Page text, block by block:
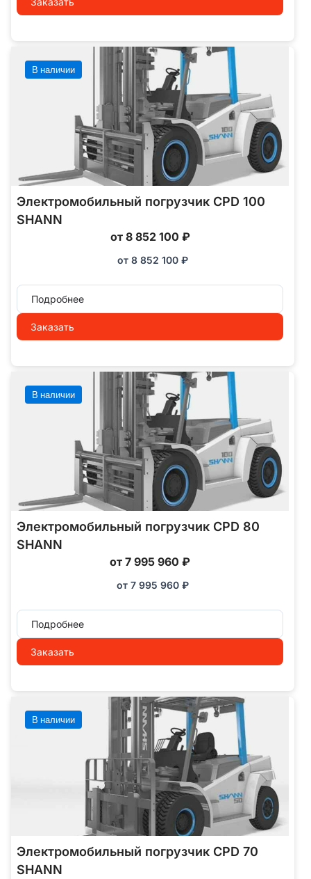
В наличии
Электромобильный погрузчик CPD 100
SHANN
от 8 852 100 ₽
от 8 852 100 ₽
Подробнее
Заказать
В наличии
Электромобильный погрузчик CPD 80
SHANN
от 7 995 960 ₽
от 7 995 960 ₽
Подробнее
Заказать
В наличии
Электромобильный погрузчик CPD 70
SHANN